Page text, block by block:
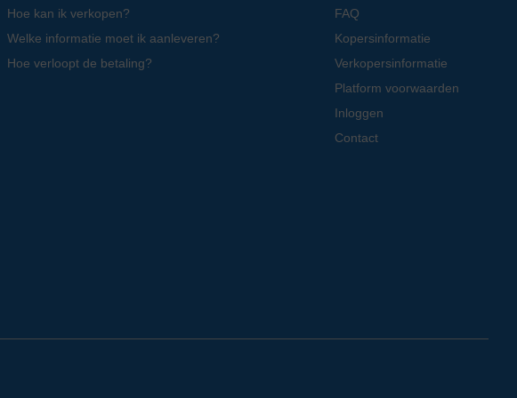
Hoe kan ik verkopen?
Welke informatie moet ik aanleveren?
Hoe verloopt de betaling?
FAQ
Kopersinformatie
Verkopersinformatie
Platform voorwaarden
Inloggen
Contact